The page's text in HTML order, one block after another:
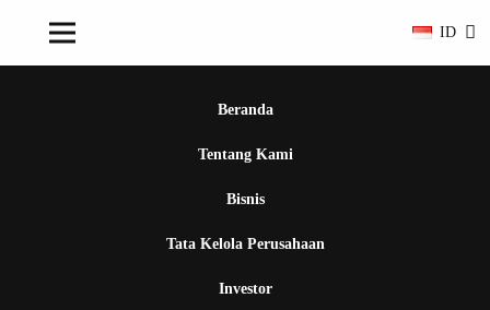
ID
Beranda
Tentang Kami
Bisnis
Tata Kelola Perusahaan
Investor